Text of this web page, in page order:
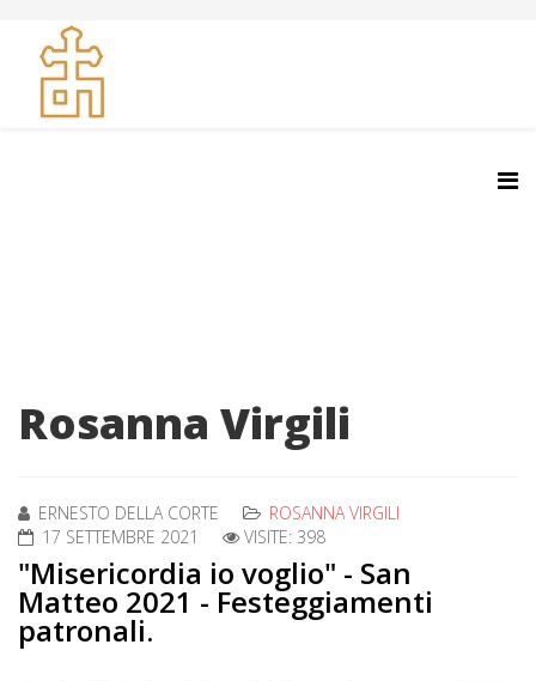
Rosanna Virgili
ERNESTO DELLA CORTE
ROSANNA VIRGILI
17 SETTEMBRE 2021
VISITE: 398
"Misericordia io voglio" - San
Matteo 2021 - Festeggiamenti
patronali.